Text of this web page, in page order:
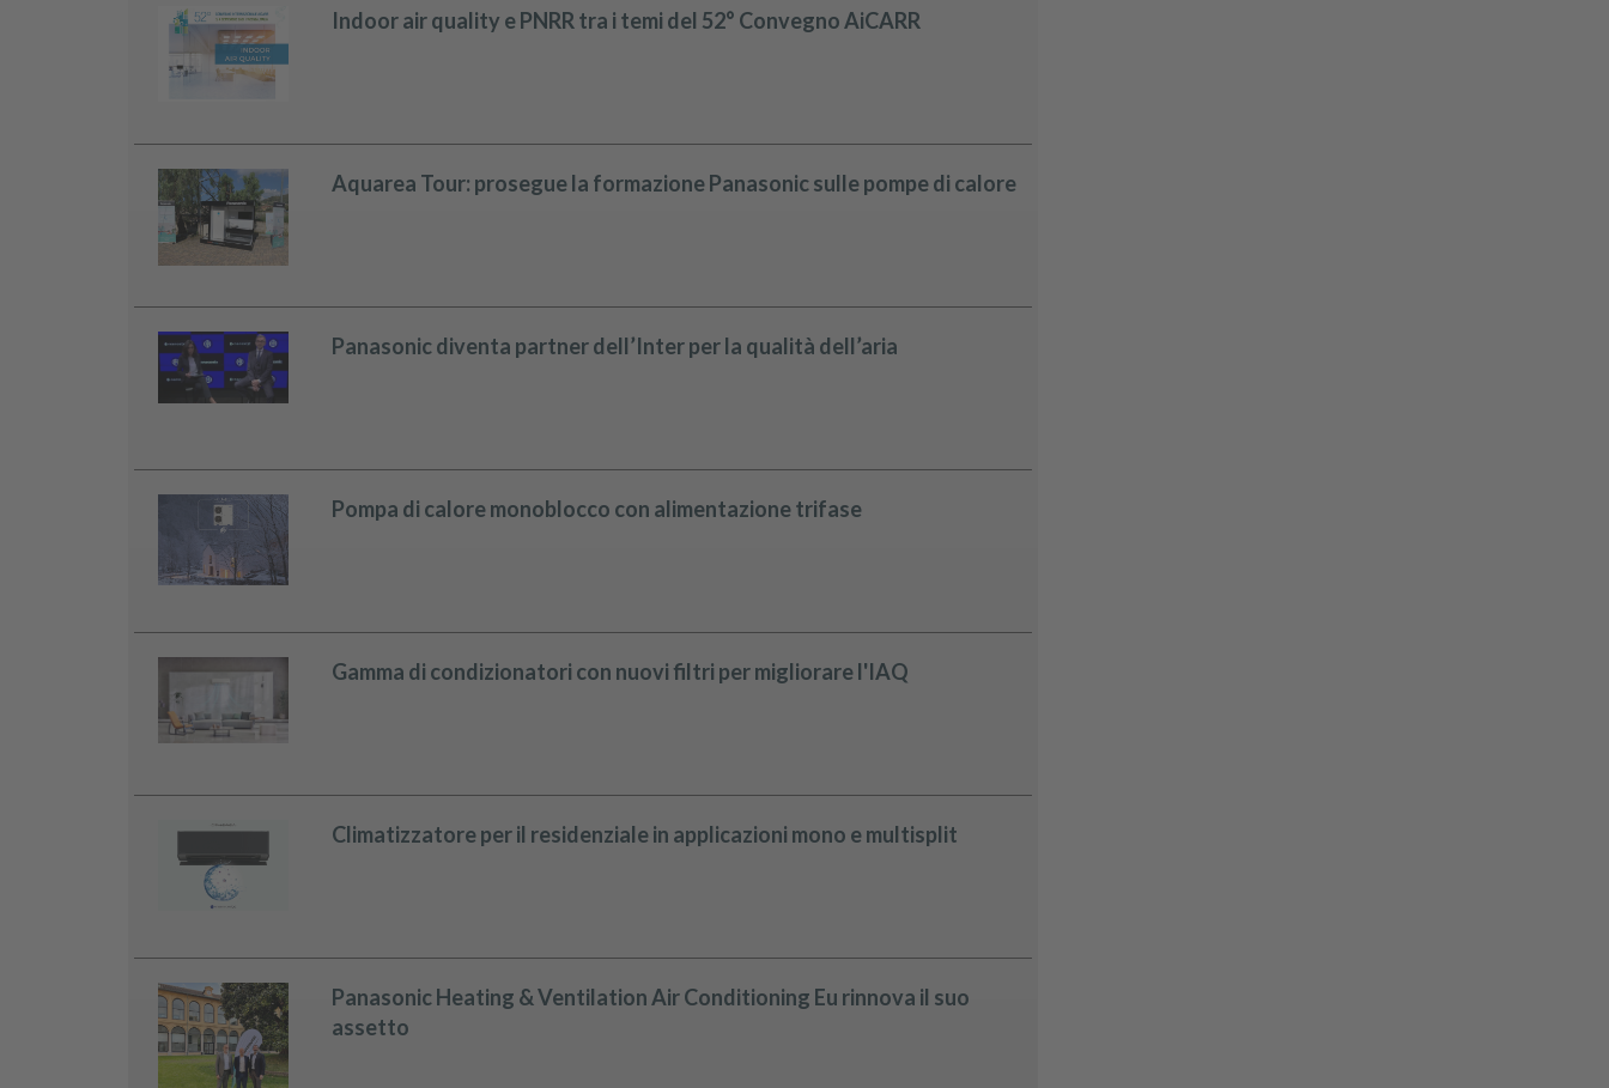
Indoor air quality e PNRR tra i temi del 52° Convegno AiCARR
Aquarea Tour: prosegue la formazione Panasonic sulle pompe di calore
Panasonic diventa partner dell’Inter per la qualità dell’aria
Pompa di calore monoblocco con alimentazione trifase
Gamma di condizionatori con nuovi filtri per migliorare l'IAQ
Climatizzatore per il residenziale in applicazioni mono e multisplit
Panasonic Heating & Ventilation Air Conditioning Eu rinnova il suo
assetto